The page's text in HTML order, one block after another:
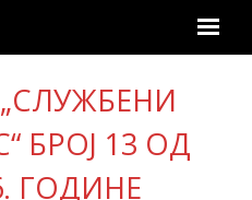
БРОЈ 13 ОД
ГОДИНЕ